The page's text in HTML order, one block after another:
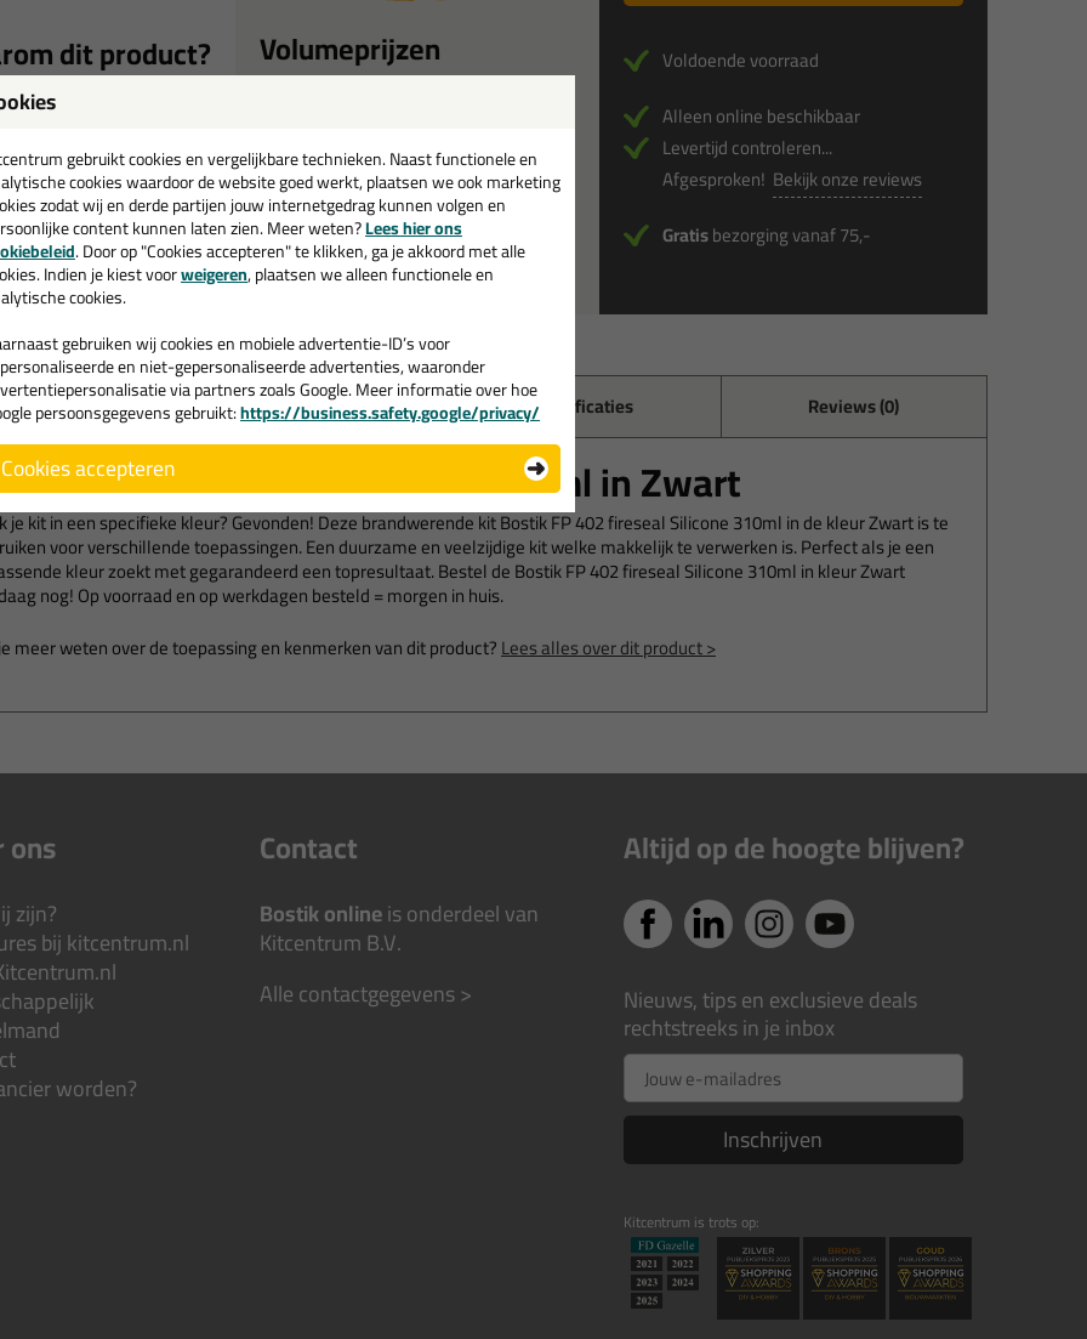
dit product?
tuitje(s) meegeleverd
tot 25%
bestand tegen UV,
en
Volumeprijzen
(geldig bij alle kleurcombinaties)
22%korting
48stuks 10,99p/st
25%korting
bestel 48x
Voldoende voorraad
Alleen online beschikbaar
Levertijd controleren...
Afgesproken! Bekijk onze reviews
Gratisbezorging vanaf 75,-
Omschrijving Video Specificaties Reviews (0)
FP 402 fireseal Silicone 310ml in Zwart
je kit in een specifieke kleur? Gevonden! Deze brandwerende kit Bostik FP 402 fireseal Silicone 310ml in de kleur Zwart is te
voor verschillende toepassingen. Een duurzame en veelzijdige kit welke makkelijk te verwerken is. Perfect als je een
kleur zoekt met gegarandeerd een topresultaat. Bestel de Bostik FP 402 fireseal Silicone 310ml in kleur Zwart
nog! Op voorraad en op werkdagen besteld = morgen in huis.
meer weten over de toepassing en kenmerken van dit product?Lees alles over dit product >
ons
zijn?
bij kitcentrum.nl
worden?
Contact
Bostik onlineis onderdeel van
Kitcentrum B.V.
Alle contactgegevens >
Altijd op de hoogte blijven?
Nieuws, tips en exclusieve deals
rechtstreeks in je inbox
Email
Inschrijven
Kitcentrum is trots op:
gebruikt cookies en vergelijkbare technieken. Naast functionele en
cookies waardoor de website goed werkt, plaatsen we ook marketing
zodat wij en derde partijen jouw internetgedrag kunnen volgen en
content kunnen laten zien. Meer weten?Lees hier ons
. Door op "Cookies accepteren" te klikken, ga je akkoord met alle
Indien je kiest voorweigeren, plaatsen we alleen functionele en
cookies.
gebruiken wij cookies en mobiele advertentie-ID’s voor
en niet-gepersonaliseerde advertenties, waaronder
via partners zoals Google. Meer informatie over hoe
persoonsgegevens gebruikt:https://business.safety.google/privacy/
Cookies accepteren